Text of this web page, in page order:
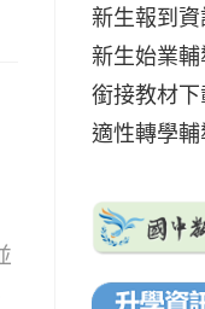
新生報到
新生始業輔
銜接教材
適性轉學輔